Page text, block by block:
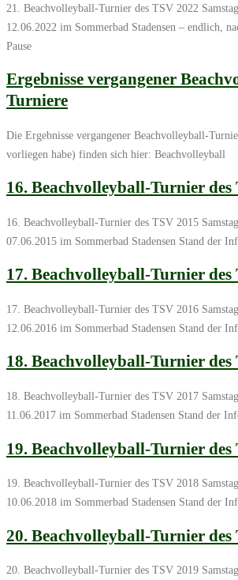
21. Beachvolleyball-Turnier des TSV 2022
12.06.2022 im Sommerbad Stadensen – endlich,
Pause
Ergebnisse vergangener
Turniere
Die Ergebnisse vergangener Beachvolleyball-
vorliegen habe) finden sich hier: Beachvolleyball
16. Beachvolleyball-Turnier des
16. Beachvolleyball-Turnier des TSV 2015
07.06.2015 im Sommerbad Stadensen Stand der
17. Beachvolleyball-Turnier des
17. Beachvolleyball-Turnier des TSV 2016
12.06.2016 im Sommerbad Stadensen Stand der
18. Beachvolleyball-Turnier des
18. Beachvolleyball-Turnier des TSV 2017
11.06.2017 im Sommerbad Stadensen Stand der
19. Beachvolleyball-Turnier des
19. Beachvolleyball-Turnier des TSV 2018
10.06.2018 im Sommerbad Stadensen Stand der
20. Beachvolleyball-Turnier des
20. Beachvolleyball-Turnier des TSV 2019